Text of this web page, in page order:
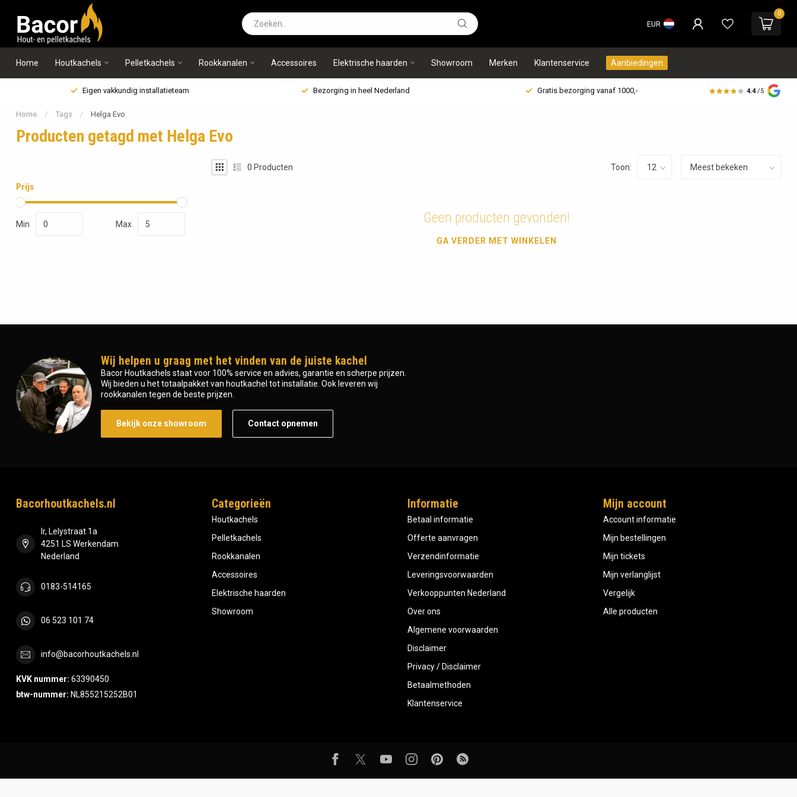
EUR
0
Home Houtkachels Pelletkachels Rookkanalen Accessoires Elektrische haarden Showroom Merken Klantenservice Aanbiedingen
Eigen vakkundig installatieteam Bezorging in heel Nederland Gratis bezorging vanaf 1000,- 4.4 /5
Home / Tags / Helga Evo
Producten getagd met Helga Evo
Prijs
Min Max
0 Producten Toon:
Geen producten gevonden!
GA VERDER MET WINKELEN
Wij helpen u graag met het vinden van de juiste kachel
Bacor Houtkachels staat voor 100% service en advies, garantie en scherpe prijzen.
Wij bieden u het totaalpakket van houtkachel tot installatie. Ook leveren wij
rookkanalen tegen de beste prijzen.
Bekijk onze showroom Contact opnemen
Bacorhoutkachels.nl
Ir, Lelystraat 1a
4251 LS Werkendam
Nederland
0183-514165
06 523 101 74
info@bacorhoutkachels.nl
KVK nummer: 63390450
btw-nummer: NL855215252B01
Categorieën
Houtkachels
Pelletkachels
Rookkanalen
Accessoires
Elektrische haarden
Showroom
Informatie
Betaal informatie
Offerte aanvragen
Verzendinformatie
Leveringsvoorwaarden
Verkooppunten Nederland
Over ons
Algemene voorwaarden
Disclaimer
Privacy / Disclaimer
Betaalmethoden
Klantenservice
Mijn account
Account informatie
Mijn bestellingen
Mijn tickets
Mijn verlanglijst
Vergelijk
Alle producten